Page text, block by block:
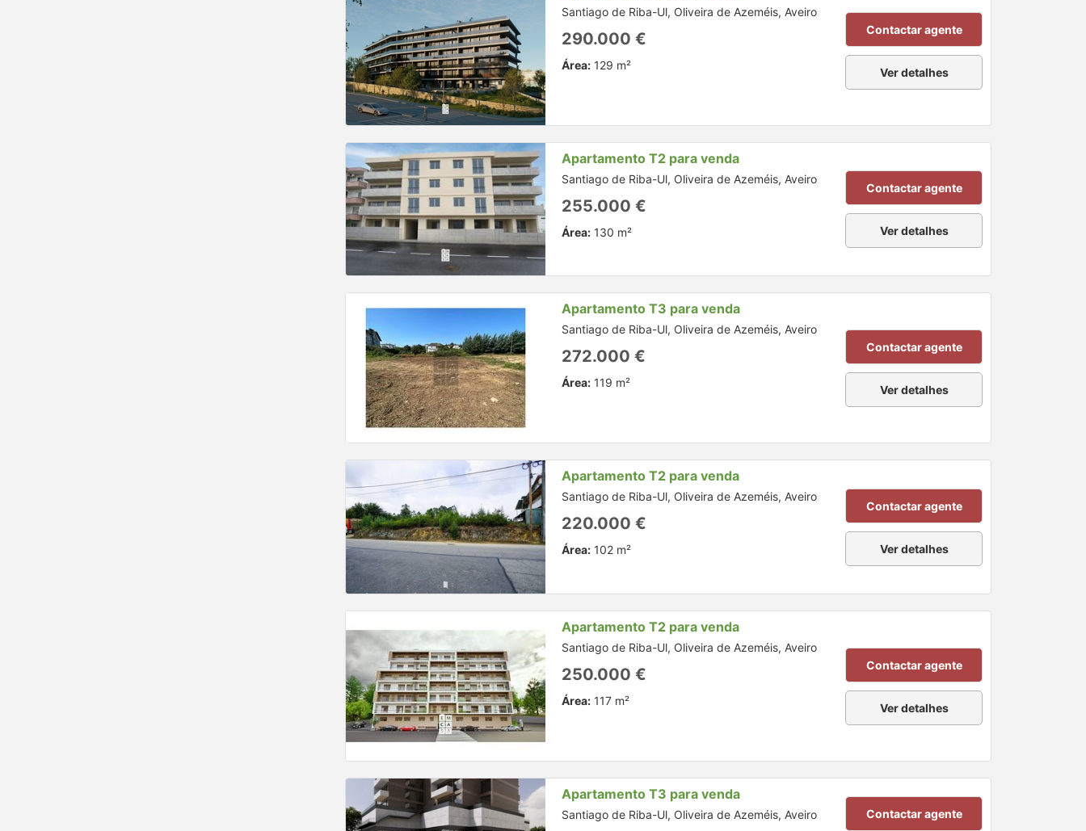
Santiago de Riba-Ul, Oliveira de Azeméis, Aveiro
290.000 €
Área: 129 m²
Contactar agente
Ver detalhes
Apartamento T2 para venda
Santiago de Riba-Ul, Oliveira de Azeméis, Aveiro
255.000 €
Área: 130 m²
Contactar agente
Ver detalhes
Apartamento T3 para venda
Santiago de Riba-Ul, Oliveira de Azeméis, Aveiro
272.000 €
Área: 119 m²
Contactar agente
Ver detalhes
Apartamento T2 para venda
Santiago de Riba-Ul, Oliveira de Azeméis, Aveiro
220.000 €
Área: 102 m²
Contactar agente
Ver detalhes
Apartamento T2 para venda
Santiago de Riba-Ul, Oliveira de Azeméis, Aveiro
250.000 €
Área: 117 m²
Contactar agente
Ver detalhes
Apartamento T3 para venda
Santiago de Riba-Ul, Oliveira de Azeméis, Aveiro Contactar agente